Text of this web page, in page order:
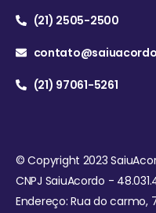
(21) 2505-2500
(21) 97061-5261
© Copyright 2023
CNPJ SaiuAcordo -
Endereço: Rua do carmo,